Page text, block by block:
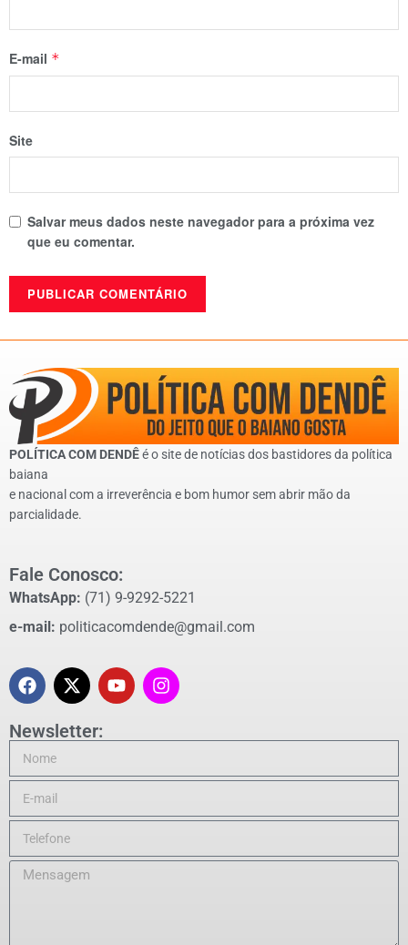
E-mail *
Site
Salvar meus dados neste navegador para a próxima vez
que eu comentar.
POLÍTICA COM DENDÊé o site de notícias dos bastidores da política
baiana
e nacional com a irreverência e bom humor sem abrir mão da
parcialidade.
Fale Conosco:
WhatsApp: (71) 9-9292-5221
e-mail: politicacomdende@gmail.com
Newsletter: